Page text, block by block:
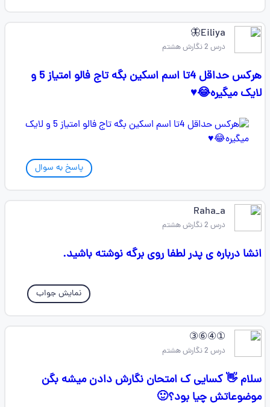
Eiliya🦋
درس 2 نگارش هشتم
هرکس حداقل 4تا اسم اسکین بگه تاج فالو امتیاز 5 و
لایک میگیره😂♥️
پاسخ به سوال
Raha_a
درس 2 نگارش هشتم
انشا درباره ی پدر لطفا روی برگه نوشته باشید.
نمایش جواب
①④⑥③
درس 2 نگارش هشتم
سلام 👋 کسایی ک امتحان نگارش دادن میشه بگن
موضوعاتش چیا بود؟🙂